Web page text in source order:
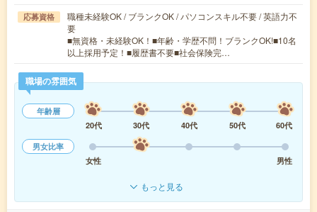
応募資格
職種未経験OK / ブランクOK / パソコンスキル不要 / 英語力不
要
■無資格・未経験OK！■年齢・学歴不問！ブランクOK!■10名
以上採用予定！■履歴書不要■社会保険完…
職場の雰囲気
年齢層
20代
30代 40代 50代
60代
男女比率
女性
男性
もっと見る